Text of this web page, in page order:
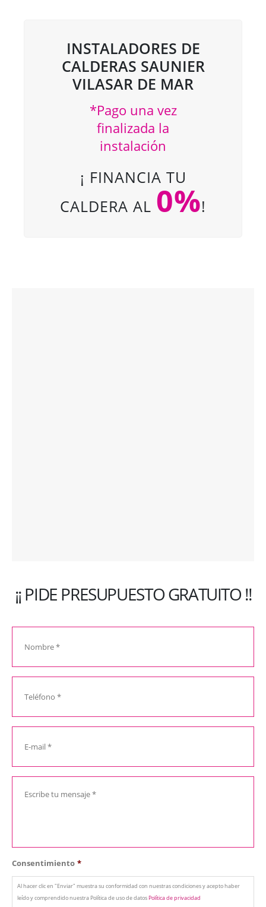
INSTALADORES DE
CALDERAS SAUNIER
VILASAR DE MAR
*Pago una vez
finalizada la
instalación
¡ FINANCIA TU
CALDERA AL 0%!
¡¡ PIDE PRESUPUESTO GRATUITO !!
Consentimiento *
Al hacer clic en "Enviar" muestra su conformidad con nuestras condiciones y acepto haber
leído y comprendido nuestra Política de uso de datosPolítica de privacidad